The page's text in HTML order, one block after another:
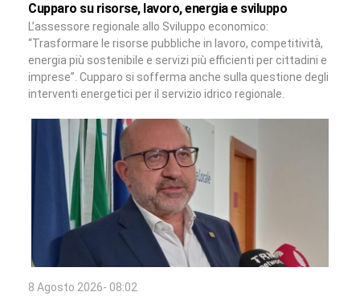
Cupparo su risorse, lavoro, energia e sviluppo
L’assessore regionale allo Sviluppo economico:
“Trasformare le risorse pubbliche in lavoro, competitività,
energia più sostenibile e servizi più efficienti per cittadini e
imprese”. Cupparo si sofferma anche sulla questione degli
interventi energetici per il servizio idrico regionale.
8 Agosto 2026- 08:02